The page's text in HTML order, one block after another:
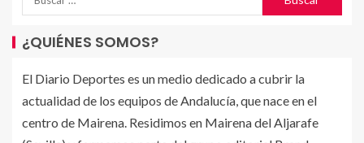
¿QUIÉNES SOMOS?
El Diario Deportes es un medio dedicado a cubrir la
actualidad de los equipos de Andalucía, que nace en el
centro de Mairena. Residimos en Mairena del Aljarafe